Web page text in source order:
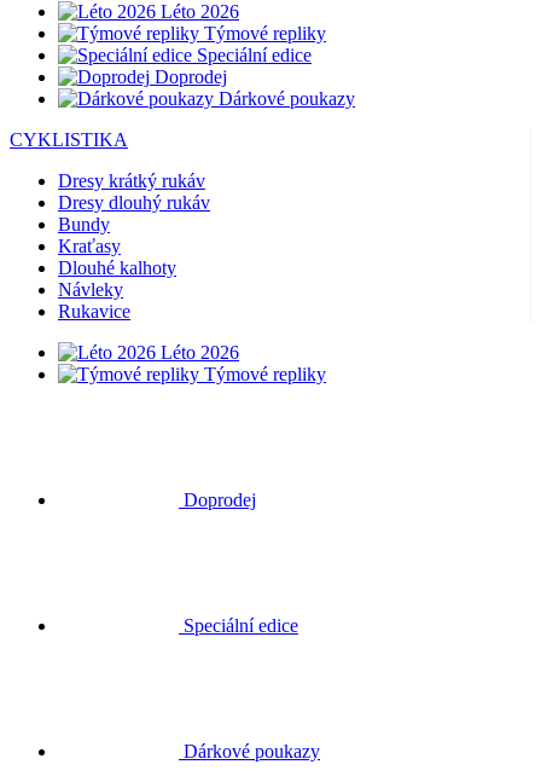
Léto 2026
Týmové repliky
Speciální edice
Doprodej
Dárkové poukazy
CYKLISTIKA
Dresy krátký rukáv
Dresy dlouhý rukáv
Bundy
Kraťasy
Dlouhé kalhoty
Návleky
Rukavice
Léto 2026
Týmové repliky
Doprodej
Speciální edice
Dárkové poukazy